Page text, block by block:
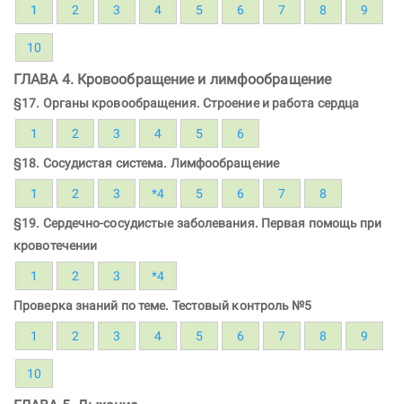
1 2 3 4 5 6 7 8 9
10
ГЛАВА 4. Кровообращение и лимфообращение
§17. Органы кровообращения. Строение и работа сердца
1 2 3 4 5 6
§18. Сосудистая система. Лимфообращение
1 2 3 *4 5 6 7 8
§19. Сердечно-сосудистые заболевания. Первая помощь при
кровотечении
1 2 3 *4
Проверка знаний по теме. Тестовый контроль №5
1 2 3 4 5 6 7 8 9
10